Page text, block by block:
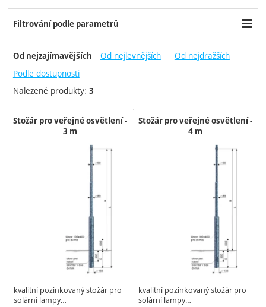
Filtrování podle parametrů
Cena (Kč)
-
Dostupnost
Do týdne
2 týdny
Od nejzajímavějších Od nejlevnějších
Od nejdražších
Podle dostupnosti
Nalezené produkty: 3
Produkty
Stožár pro veřejné osvětlení -
3 m
kvalitní pozinkovaný stožár pro
solární lampy…
Stožár pro veřejné osvětlení -
4 m
kvalitní pozinkovaný stožár pro
solární lampy…